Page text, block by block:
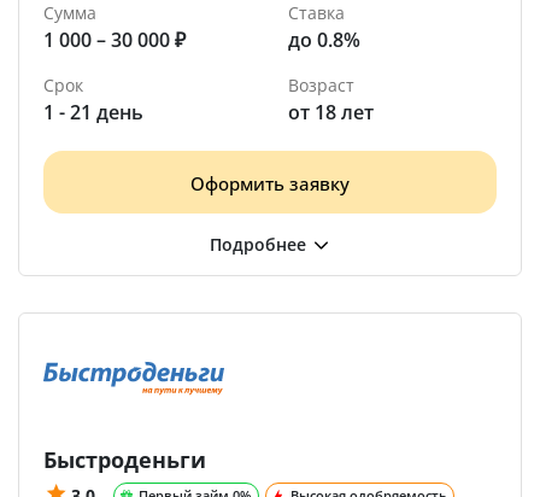
Сумма
1 000 – 30 000 ₽
Ставка
до 0.8%
Срок
1 - 21 день
Возраст
от 18 лет
Оформить заявку
Быстроденьги